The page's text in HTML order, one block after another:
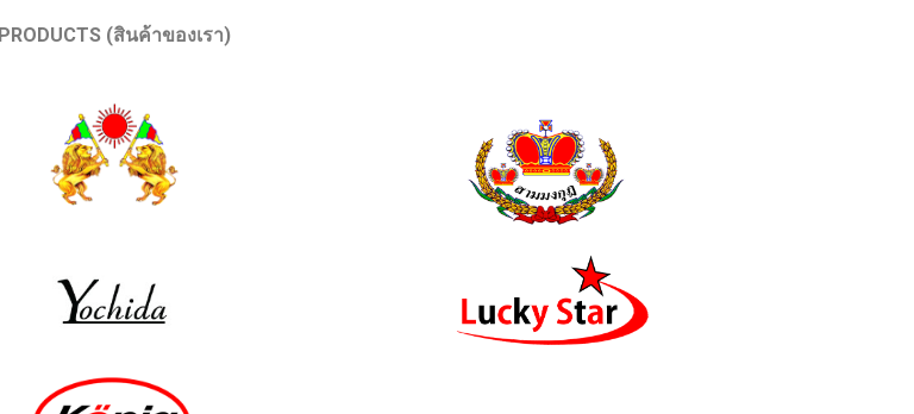
PRODUCTS (สินค้าของเรา)